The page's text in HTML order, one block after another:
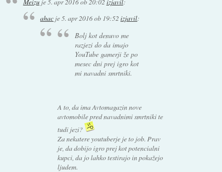
ahac je5. apr 2016 ob 19:52izjavil:
Bolj kot denuvo me
razjezi do da imajo
YouTube gamerji že po
mesec dni prej igro kot
mi navadni smrtniki.
A to, da ima Avtomagazin nove
avtomobile pred navadnimi smrtniki te
tudi jezi?
Za nekatere youtuberje je to job. Prav
je, da dobijo igro prej kot potencialni
kupci, da jo lahko testirajo in pokažejo
ljudem.